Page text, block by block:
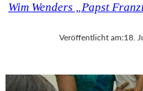
Wim Wenders „Papst
Veröffentlicht am:18.